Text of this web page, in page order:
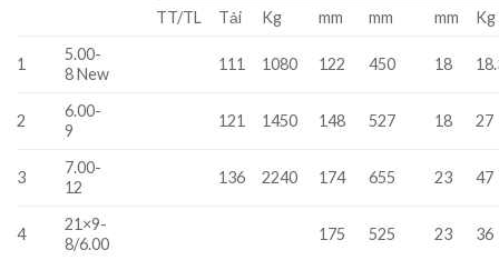
TT/TL Tải Kg mm mm mm Kg
1
5.00-
8 New
111 1080 122 450 18
2
6.00-
9
121 1450 148 527 18 27
3
7.00-
12
136 2240 174 655 23 47
4
21×9-
8/6.00
175 525 23 36